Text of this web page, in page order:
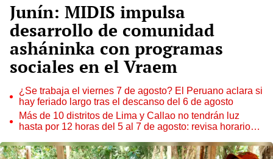
Junín: MIDIS impulsa
desarrollo de comunidad
asháninka con programas
sociales en el Vraem
¿Se trabaja el viernes 7 de agosto? El Peruano aclara si
hay feriado largo tras el descanso del 6 de agosto
Más de 10 distritos de Lima y Callao no tendrán luz
hasta por 12 horas del 5 al 7 de agosto: revisa horarios y